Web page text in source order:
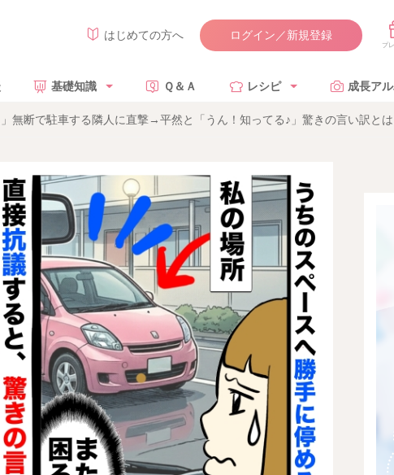
はじめての方へ ログイン／新規登録
基礎知識 Ｑ＆Ａ レシピ 成長ア
無断で駐車する隣人に直撃→平然と「うん！知ってる♪」驚きの言い訳とは